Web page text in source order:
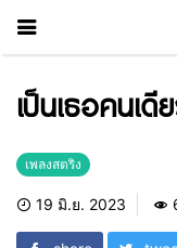
เป็นเธอคนเ
เพลงสตริง
19 มิ.ย. 2023